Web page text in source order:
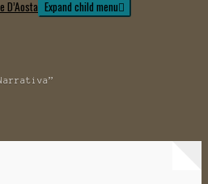
D’Aosta Expand child menu